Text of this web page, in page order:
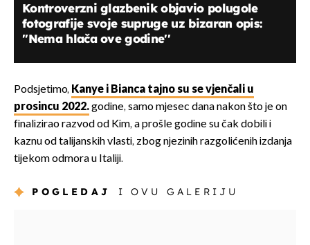
Kontroverzni glazbenik objavio polugole
fotografije svoje supruge uz bizaran opis:
''Nema hlača ove godine''
Podsjetimo, Kanye i Bianca tajno su se vjenčali u
prosincu 2022.godine, samo mjesec dana nakon što je on
finalizirao razvod od Kim, a prošle godine su čak dobili i
kaznu od talijanskih vlasti, zbog njezinih razgolićenih izdanja
tijekom odmora u Italiji.
POGLEDAJ I OVU GALERIJU